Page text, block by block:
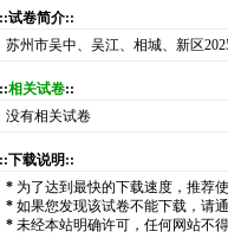
::试卷简介::
苏州市吴中、吴江、相城、新区
::相关试卷::
没有相关试卷
::下载说明::
* 为了达到最快的下载速度，推荐
* 如果您发现该试卷不能下载，请
* 未经本站明确许可，任何网站不